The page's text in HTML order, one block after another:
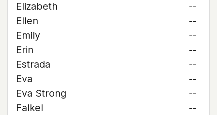
Elizabeth
--
Ellen
--
Emily
--
Erin
--
Estrada
--
Eva
--
Eva Strong
--
Falkel
--